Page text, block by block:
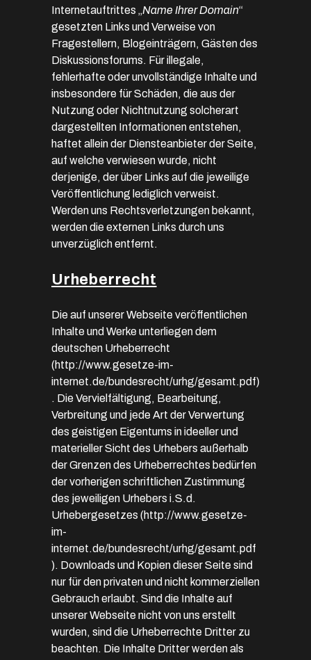
Internetauftrittes „Name Ihrer Domain“
gesetzten Links und Verweise von
Fragestellern, Blogeinträgern, Gästen des
Diskussionsforums. Für illegale,
fehlerhafte oder unvollständige Inhalte und
insbesondere für Schäden, die aus der
Nutzung oder Nichtnutzung solcherart
dargestellten Informationen entstehen,
haftet allein der Diensteanbieter der Seite,
auf welche verwiesen wurde, nicht
derjenige, der über Links auf die jeweilige
Veröffentlichung lediglich verweist.
Werden uns Rechtsverletzungen bekannt,
werden die externen Links durch uns
unverzüglich entfernt.
Urheberrecht
Die auf unserer Webseite veröffentlichen
Inhalte und Werke unterliegen dem
deutschen Urheberrecht
(http://www.gesetze-im-
internet.de/bundesrecht/urhg/gesamt.pdf)
. Die Vervielfältigung, Bearbeitung,
Verbreitung und jede Art der Verwertung
des geistigen Eigentums in ideeller und
materieller Sicht des Urhebers außerhalb
der Grenzen des Urheberrechtes bedürfen
der vorherigen schriftlichen Zustimmung
des jeweiligen Urhebers i.S.d.
Urhebergesetzes (http://www.gesetze-
im-
internet.de/bundesrecht/urhg/gesamt.pdf
). Downloads und Kopien dieser Seite sind
nur für den privaten und nicht kommerziellen
Gebrauch erlaubt. Sind die Inhalte auf
unserer Webseite nicht von uns erstellt
wurden, sind die Urheberrechte Dritter zu
beachten. Die Inhalte Dritter werden als